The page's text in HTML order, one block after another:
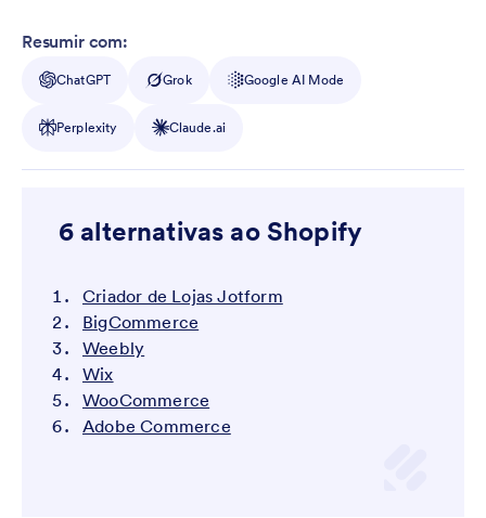
Resumir com:
ChatGPT Grok Google AI Mode
Perplexity Claude.ai
6 alternativas ao Shopify
Criador de Lojas Jotform
BigCommerce
Weebly
Wix
WooCommerce
Adobe Commerce